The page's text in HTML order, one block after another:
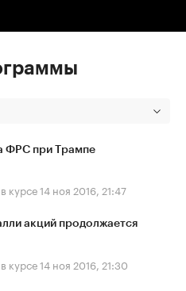
ФРС при Трампе
курсе14 ноя 2016, 21:47
акций продолжается
курсе14 ноя 2016, 21:30